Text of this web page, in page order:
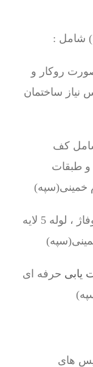
شامل :
روکار و
نیاز ساختمان
کف
و طبقات
خمینی(سپه)
تعمیر لوله کشی پکیج و رادیاتور ، شوفاژ ، لوله 5 لایه
یابی حرفه ای
های